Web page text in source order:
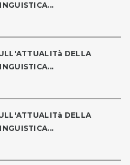
DELLA
DELLA